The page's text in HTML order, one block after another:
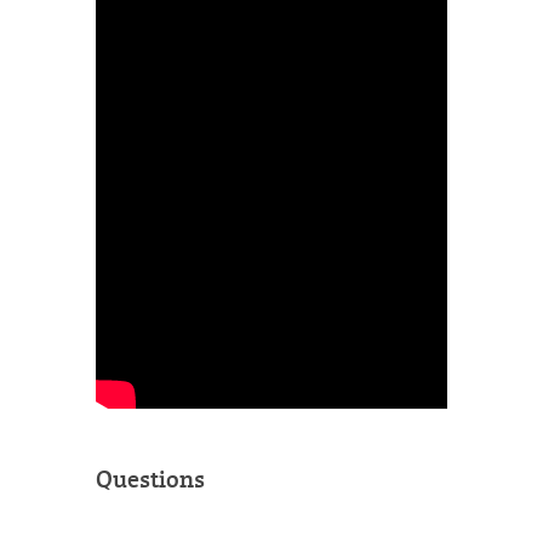
Questions